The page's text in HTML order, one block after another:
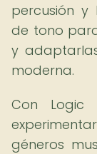
percusión y
de tono
y
moderna.
Con Logic
géneros